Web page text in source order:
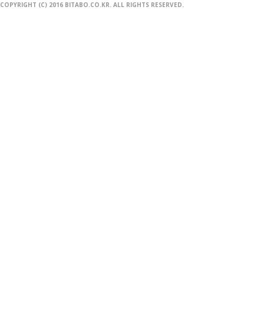
COPYRIGHT (C) 2016 BITABO.CO.KR. ALL RIGHTS RESERVED.